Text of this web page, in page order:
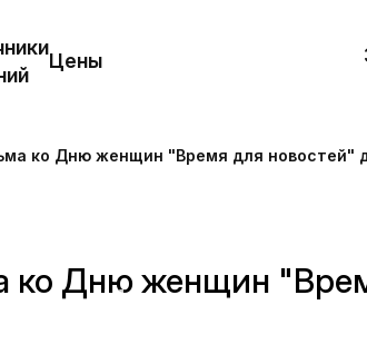
Цены
Цены
ко Дню женщин "Время для новостей"
ко Дню женщин